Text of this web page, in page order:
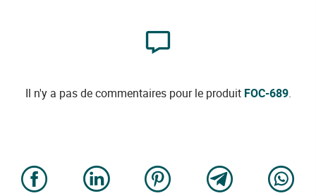
Il n'y a pas de commentaires pour le produit FOC-689.